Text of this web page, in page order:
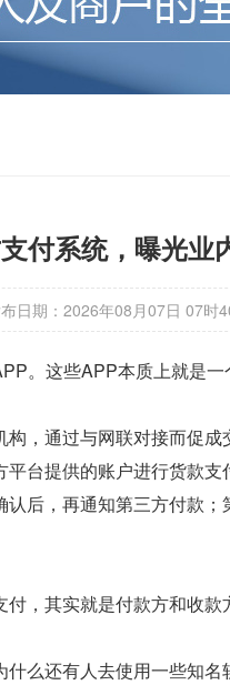
付系统，曝光业
日期： 2026年08月07日 07时
。这些APP本质上就是
，通过与网联对接而促成
台提供的账户进行货款支
后，再通知第三方付款；
，其实就是付款方和收
么还有人去使用一些知名